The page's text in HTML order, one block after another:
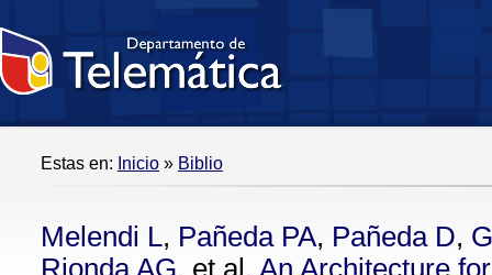
Estas en: Inicio » Biblio
Melendi L, Pañeda PA, Pañeda D,
Rionda AG, et al. An Architecture